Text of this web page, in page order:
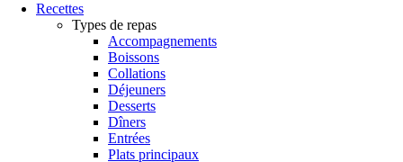
Recettes
Types de repas
Accompagnements
Boissons
Collations
Déjeuners
Desserts
Dîners
Entrées
Plats principaux